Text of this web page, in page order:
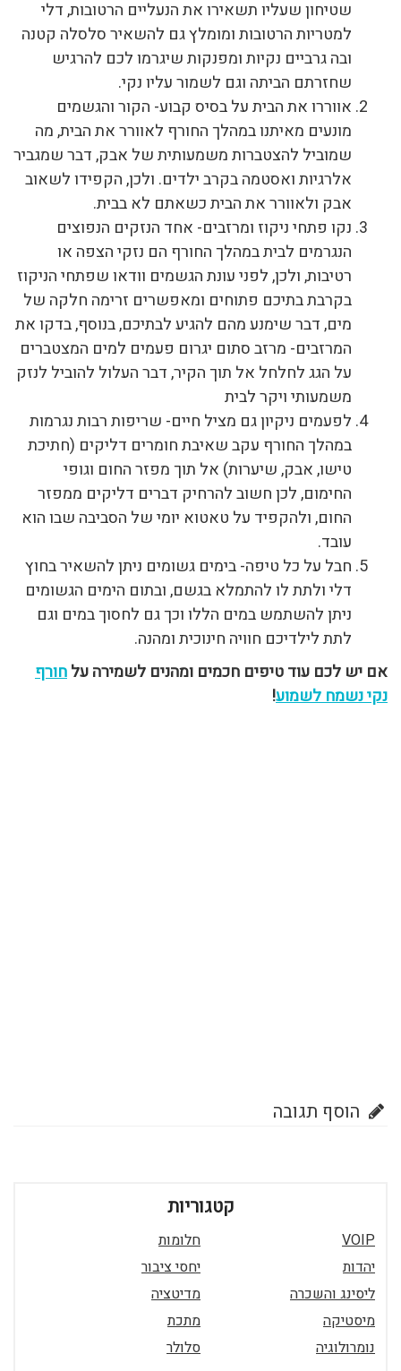
שטיחון שעליו תשאירו את הנעליים הרטובות, דלי
למטריות הרטובות ומומלץ גם להשאיר סלסלה קטנה
ובה גרביים נקיות ומפנקות שיגרמו לכם להרגיש
שחזרתם הביתה וגם לשמור עליו נקי.
אווררו את הבית על בסיס קבוע- הקור והגשמים
מונעים מאיתנו במהלך החורף לאוורר את הבית, מה
שמוביל להצטברות משמעותית של אבק, דבר שמגביר
אלרגיות ואסטמה בקרב ילדים. ולכן, הקפידו לשאוב
אבק ולאוורר את הבית כשאתם לא בבית.
נקו פתחי ניקוז ומרזבים- אחד הנזקים הנפוצים
הנגרמים לבית במהלך החורף הם נזקי הצפה או
רטיבות, ולכן, לפני עונת הגשמים וודאו שפתחי הניקוז
בקרבת בתיכם פתוחים ומאפשרים זרימה חלקה של
מים, דבר שימנע מהם להגיע לבתיכם, בנוסף, בדקו את
המרזבים- מרזב סתום יגרום פעמים למים המצטברים
על הגג לחלחל אל תוך הקיר, דבר העלול להוביל לנזק
משמעותי ויקר לבית
לפעמים ניקיון גם מציל חיים- שריפות רבות נגרמות
במהלך החורף עקב שאיבת חומרים דליקים (חתיכת
טישו, אבק, שיערות) אל תוך מפזר החום וגופי
החימום, לכן חשוב להרחיק דברים דליקים ממפזר
החום, ולהקפיד על טאטוא יומי של הסביבה שבו הוא
עובד.
חבל על כל טיפה- בימים גשומים ניתן להשאיר בחוץ
דלי ולתת לו להתמלא בגשם, ובתום הימים הגשומים
ניתן להשתמש במים הללו וכך גם לחסוך במים וגם
לתת לילדיכם חוויה חינוכית ומהנה.
אם יש לכם עוד טיפים חכמים ומהנים לשמירה עלחורף
נקי נשמח לשמוע!
הוסף תגובה
קטגוריות
VOIP
חלומות
יהדות
יחסי ציבור
ליסינג והשכרה
מדיטציה
מיסטיקה
מתכת
נומרולוגיה
סלולר